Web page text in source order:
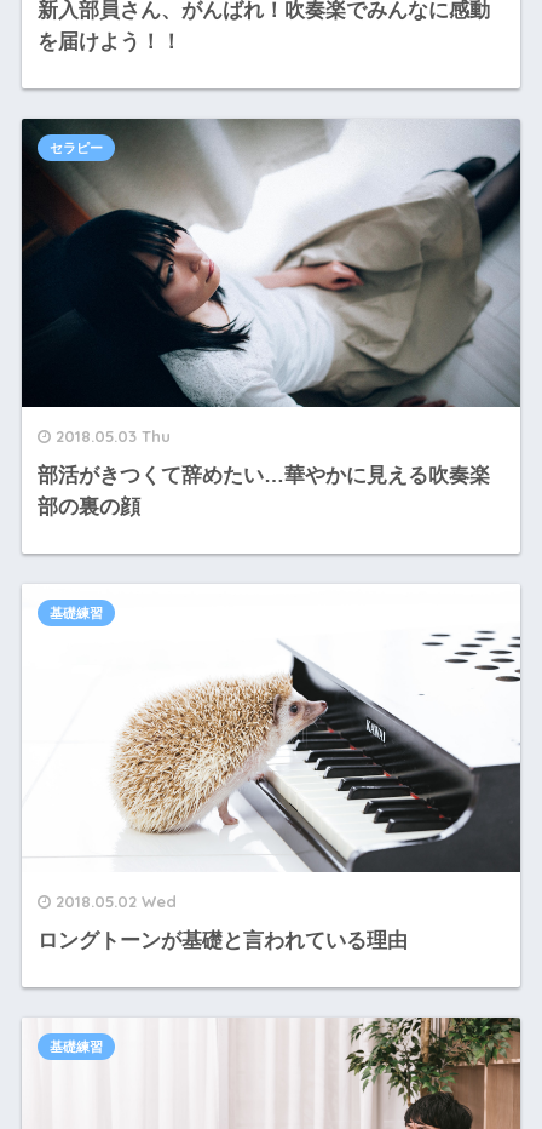
新入部員さん、がんばれ！吹奏楽でみんなに感動
を届けよう！！
2018.05.03 Thu
部活がきつくて辞めたい…華やかに見える吹奏楽
部の裏の顔
セラピー
2018.05.02 Wed
ロングトーンが基礎と言われている理由
基礎練習
基礎練習